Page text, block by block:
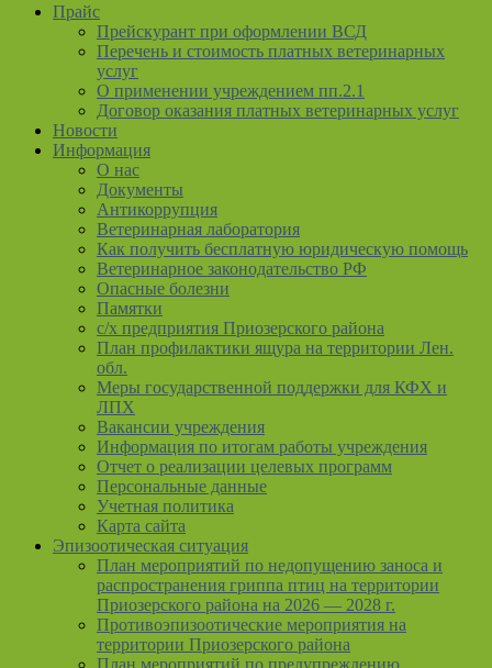
Прайс
Прейскурант при оформлении ВСД
Перечень и стоимость платных ветеринарных
услуг
О применении учреждением пп.2.1
Договор оказания платных ветеринарных услуг
Новости
Информация
О нас
Документы
Антикоррупция
Ветеринарная лаборатория
Как получить бесплатную юридическую помощь
Ветеринарное законодательство РФ
Опасные болезни
Памятки
с/х предприятия Приозерского района
План профилактики ящура на территории Лен.
обл.
Меры государственной поддержки для КФХ и
ЛПХ
Вакансии учреждения
Информация по итогам работы учреждения
Отчет о реализации целевых программ
Персональные данные
Учетная политика
Карта сайта
Эпизоотическая ситуация
План мероприятий по недопущению заноса и
распространения гриппа птиц на территории
Приозерского района на 2026 — 2028 г.
Противоэпизоотические мероприятия на
территории Приозерского района
План мероприятий по предупреждению